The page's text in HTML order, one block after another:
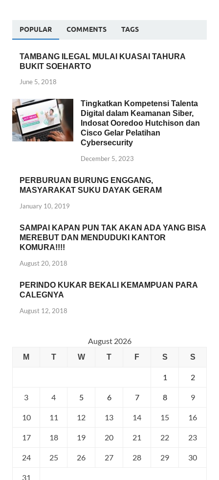
POPULAR COMMENTS TAGS
TAMBANG ILEGAL MULAI KUASAI TAHURA
BUKIT SOEHARTO
June 5, 2018
Tingkatkan Kompetensi Talenta
Digital dalam Keamanan Siber,
Indosat Ooredoo Hutchison dan
Cisco Gelar Pelatihan
Cybersecurity
December 5, 2023
PERBURUAN BURUNG ENGGANG,
MASYARAKAT SUKU DAYAK GERAM
January 10, 2019
SAMPAI KAPAN PUN TAK AKAN ADA YANG BISA
MEREBUT DAN MENDUDUKI KANTOR
KOMURA!!!!
August 20, 2018
PERINDO KUKAR BEKALI KEMAMPUAN PARA
CALEGNYA
August 12, 2018
August 2026
M T W T F S S
1 2
3 4 5 6 7 8 9
10 11 12 13 14 15 16
17 18 19 20 21 22 23
24 25 26 27 28 29 30
31